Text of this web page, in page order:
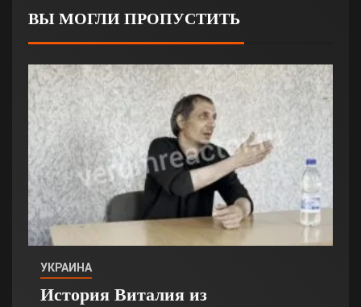
ВЫ МОГЛИ ПРОПУСТИТЬ
УКРАИНА
История Виталия из